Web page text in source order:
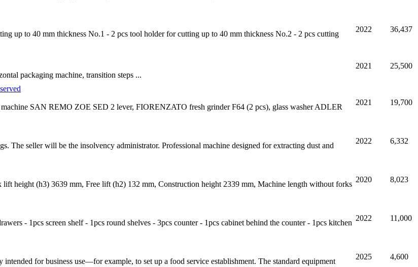
up to 40 mm thickness No.1 - 2 pcs tool holder for cutting up to 40 mm thickness No.2 - 2 pcs cutting
2022 36,437
packaging machine, transition steps ...
2021 25,500
SAN REMO ZOE SED 2 lever, FIORENZATO fresh grinder F64 (2 pcs), glass washer ADLER
2021 19,700
The seller will be the insolvency administrator. Professional machine designed for extracting dust and
2022 6,332
height (h3) 3639 mm, Free lift (h2) 132 mm, Construction height 2339 mm, Machine length without forks
2020 8,023
- 1pcs screen shelf - 1pcs round shelves - 3pcs counter - 1pcs cabinet behind the counter - 1pcs kitchen
2022 11,000
for business use—for example, to set up a food service establishment. The standard equipment
2025 4,600